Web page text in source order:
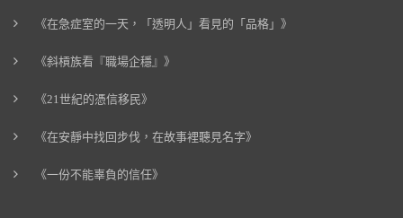
《在急症室的一天，「透明人」看見的「品格」》
《斜槓族看『職場企穩』》
《21世紀的憑信移民》
《在安靜中找回步伐，在故事裡聽見名字》
《一份不能辜負的信任》